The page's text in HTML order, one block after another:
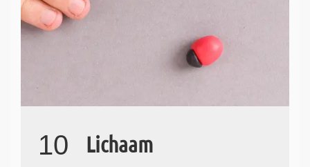
10 Lichaam